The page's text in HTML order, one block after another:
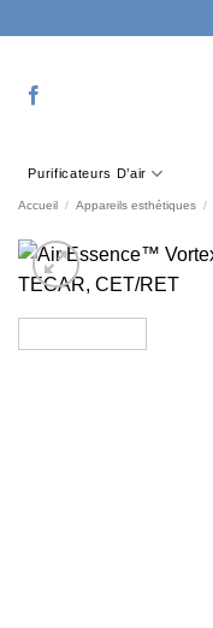
Purificateurs D’air
Accueil / Appareils esthétiques /